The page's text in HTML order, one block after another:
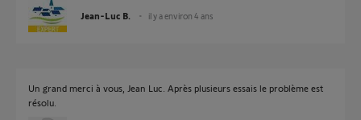
Jean-Luc B. il y a environ 4 ans
Un grand merci à vous, Jean Luc. Après plusieurs essais le problème est
résolu.